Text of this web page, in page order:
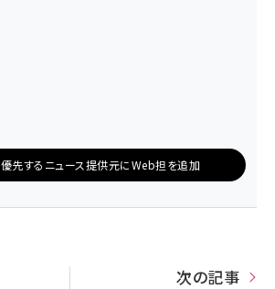
優先するニュース提供元にWeb担を追加
次の記事